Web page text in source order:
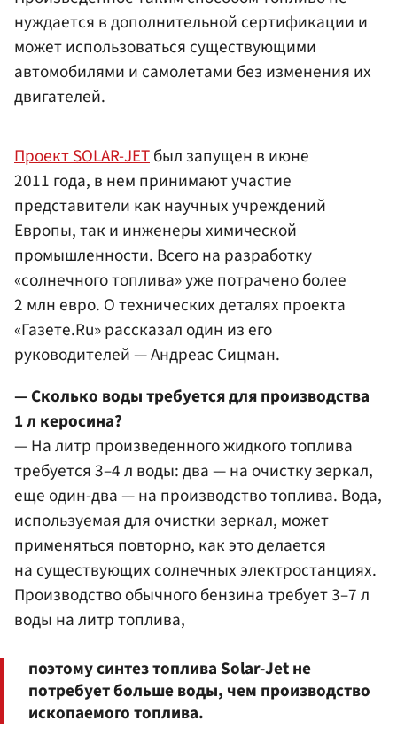
нуждается в дополнительной сертификации и
может использоваться существующими
автомобилями и самолетами без изменения их
двигателей.
Проект SOLAR-JETбыл запущен в июне
2011 года, в нем принимают участие
представители как научных учреждений
Европы, так и инженеры химической
промышленности. Всего на разработку
«солнечного топлива» уже потрачено более
2 млн евро. О технических деталях проекта
«Газете.Ru» рассказал один из его
руководителей — Андреас Сицман.
— Сколько воды требуется для производства
1 л керосина?
— На литр произведенного жидкого топлива
требуется 3–4 л воды: два — на очистку зеркал,
еще один-два — на производство топлива. Вода,
используемая для очистки зеркал, может
применяться повторно, как это делается
на существующих солнечных электростанциях.
Производство обычного бензина требует 3–7 л
воды на литр топлива,
поэтому синтез топлива Solar-Jet не
потребует больше воды, чем производство
ископаемого топлива.